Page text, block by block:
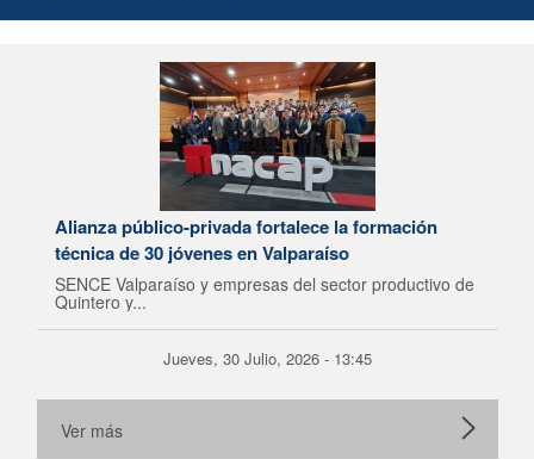
Alianza público-privada fortalece la formación
técnica de 30 jóvenes en Valparaíso
SENCE Valparaíso y empresas del sector productivo de
Quintero y...
Jueves, 30 Julio, 2026 - 13:45
Ver más